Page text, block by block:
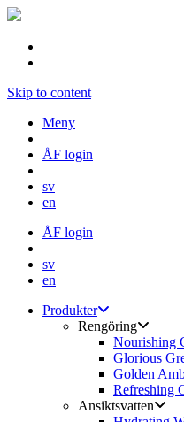
Skip to content
Meny
ÅF login
sv
en
ÅF login
sv
en
Produkter
Rengöring
Nourishing
Glorious
Golden
Refreshing
Ansiktsvatten